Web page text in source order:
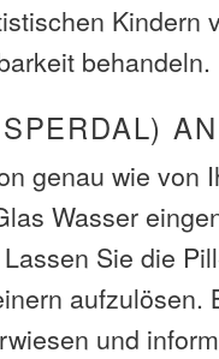
Kindern
behandeln.
genau wie von
Wasser
Sie die
aufzulösen.
und